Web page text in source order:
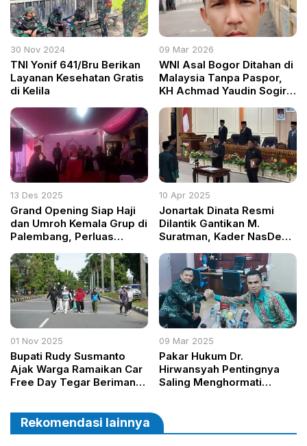
30 Nov 2024
TNI Yonif 641/Bru Berikan
Layanan Kesehatan Gratis
di Kelila
09 Mar 2026
WNI Asal Bogor Ditahan di
Malaysia Tanpa Paspor,
KH Achmad Yaudin Sogir
Pemerintah Segera
Bertindak
13 Des 2025
Grand Opening Siap Haji
dan Umroh Kemala Grup di
Palembang, Perluas
yang Legal dan
Profesional
10 Apr 2025
Jonartak Dinata Resmi
Dilantik Gantikan M.
Suratman, Kader NasDem
Jauh dari KKN
01 Nov 2025
Bupati Rudy Susmanto
Ajak Warga Ramaikan Car
Free Day Tegar Beriman,
09 Mar 2025
Pakar Hukum Dr.
Hirwansyah Pentingnya
Saling Menghormati
Rekomendasi lainnya